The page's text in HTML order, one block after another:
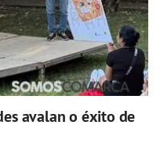
avalan o éxito de